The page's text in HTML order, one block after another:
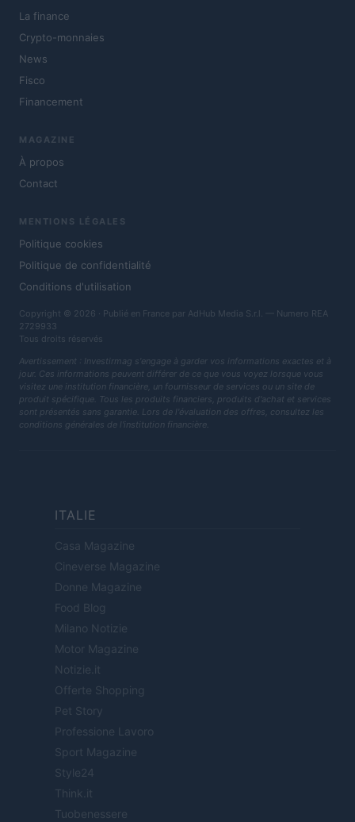
La finance
Crypto-monnaies
News
Fisco
Financement
MAGAZINE
À propos
Contact
MENTIONS LÉGALES
Politique cookies
Politique de confidentialité
Conditions d'utilisation
Copyright © 2026 · Publié en France par AdHub Media S.r.l. — Numero REA
2729933
Tous droits réservés
Avertissement : Investirmag s'engage à garder vos informations exactes et à
jour. Ces informations peuvent différer de ce que vous voyez lorsque vous
visitez une institution financière, un fournisseur de services ou un site de
produit spécifique. Tous les produits financiers, produits d'achat et services
sont présentés sans garantie. Lors de l'évaluation des offres, consultez les
conditions générales de l'institution financière.
ITALIE
Casa Magazine
Cineverse Magazine
Donne Magazine
Food Blog
Milano Notizie
Motor Magazine
Notizie.it
Offerte Shopping
Pet Story
Professione Lavoro
Sport Magazine
Style24
Think.it
Tuobenessere